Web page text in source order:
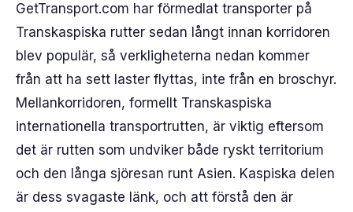
GetTransport.com har förmedlat transporter på
Transkaspiska rutter sedan långt innan korridoren
blev populär, så verkligheterna nedan kommer
från att ha sett laster flyttas, inte från en broschyr.
Mellankorridoren, formellt Transkaspiska
internationella transportrutten, är viktig eftersom
det är rutten som undviker både ryskt territorium
och den långa sjöresan runt Asien. Kaspiska delen
är dess svagaste länk, och att förstå den är